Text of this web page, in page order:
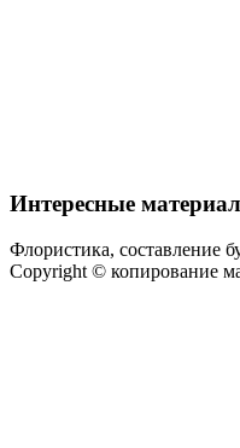
Интересные
Флористика, составление
Copyright © копирование